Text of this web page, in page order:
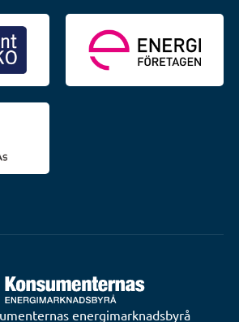
energimarknadsbyrå